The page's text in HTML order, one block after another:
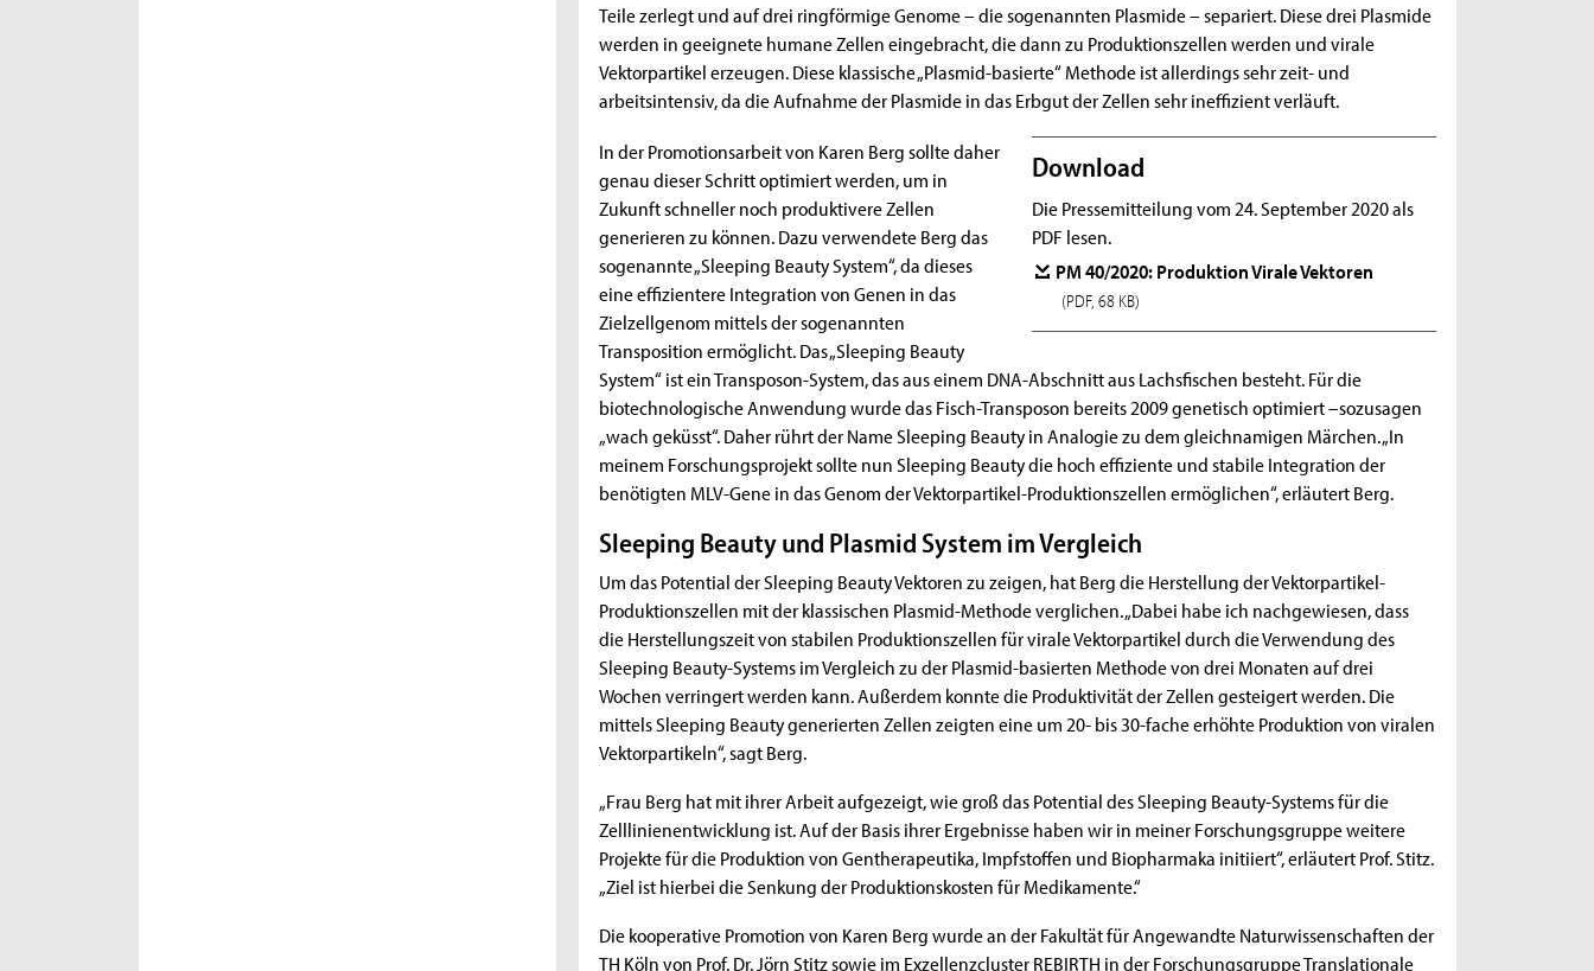
Teile zerlegt und auf drei ringförmige Genome – die sogenannten Plasmide – separiert. Diese drei Plasmide
werden in geeignete humane Zellen eingebracht, die dann zu Produktionszellen werden und virale
Vektorpartikel erzeugen. Diese klassische „Plasmid-basierte“ Methode ist allerdings sehr zeit- und
arbeitsintensiv, da die Aufnahme der Plasmide in das Erbgut der Zellen sehr ineffizient verläuft.
Download
Die Pressemitteilung vom 24. September 2020 als
PDF lesen.
PM 40/2020: Produktion Virale Vektoren
(PDF, 68 KB)
In der Promotionsarbeit von Karen Berg sollte daher
genau dieser Schritt optimiert werden, um in
Zukunft schneller noch produktivere Zellen
generieren zu können. Dazu verwendete Berg das
sogenannte „Sleeping Beauty System“, da dieses
eine effizientere Integration von Genen in das
Zielzellgenom mittels der sogenannten
Transposition ermöglicht. Das „Sleeping Beauty
System“ ist ein Transposon-System, das aus einem DNA-Abschnitt aus Lachsfischen besteht. Für die
biotechnologische Anwendung wurde das Fisch-Transposon bereits 2009 genetisch optimiert –sozusagen
„wach geküsst“. Daher rührt der Name Sleeping Beauty in Analogie zu dem gleichnamigen Märchen. „In
meinem Forschungsprojekt sollte nun Sleeping Beauty die hoch effiziente und stabile Integration der
benötigten MLV-Gene in das Genom der Vektorpartikel-Produktionszellen ermöglichen“, erläutert Berg.
Sleeping Beauty und Plasmid System im Vergleich
Um das Potential der Sleeping Beauty Vektoren zu zeigen, hat Berg die Herstellung der Vektorpartikel-
Produktionszellen mit der klassischen Plasmid-Methode verglichen. „Dabei habe ich nachgewiesen, dass
die Herstellungszeit von stabilen Produktionszellen für virale Vektorpartikel durch die Verwendung des
Sleeping Beauty-Systems im Vergleich zu der Plasmid-basierten Methode von drei Monaten auf drei
Wochen verringert werden kann. Außerdem konnte die Produktivität der Zellen gesteigert werden. Die
mittels Sleeping Beauty generierten Zellen zeigten eine um 20- bis 30-fache erhöhte Produktion von viralen
Vektorpartikeln“, sagt Berg.
„Frau Berg hat mit ihrer Arbeit aufgezeigt, wie groß das Potential des Sleeping Beauty-Systems für die
Zelllinienentwicklung ist. Auf der Basis ihrer Ergebnisse haben wir in meiner Forschungsgruppe weitere
Projekte für die Produktion von Gentherapeutika, Impfstoffen und Biopharmaka initiiert“, erläutert Prof. Stitz.
„Ziel ist hierbei die Senkung der Produktionskosten für Medikamente.“
Die kooperative Promotion von Karen Berg wurde an der Fakultät für Angewandte Naturwissenschaften der
TH Köln von Prof. Dr. Jörn Stitz sowie im Exzellenzcluster REBIRTH in der Forschungsgruppe Translationale